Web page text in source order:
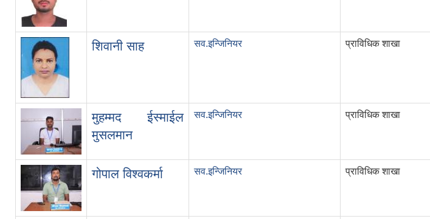
शिवानी साह सव.इन्जिनियर प्राविधिक शाखा
मुहम्मद ईस्माईल
मुसलमान
सव.इन्जिनियर प्राविधिक शाखा
गोपाल विश्वकर्मा सव.इन्जिनियर प्राविधिक शाखा